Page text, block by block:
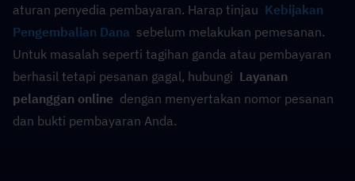
aturan penyedia pembayaran. Harap tinjau Kebijakan
Pengembalian Dana
  sebelum melakukan pemesanan.
Untuk masalah seperti tagihan ganda atau pembayaran
berhasil tetapi pesanan gagal, hubungi Layanan
pelanggan online
  dengan menyertakan nomor pesanan
dan bukti pembayaran Anda.